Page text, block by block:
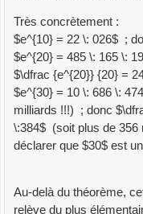
Très concrètement :
$e^{10} = 22 \: 026$ ;
$e^{20} = 485 \: 165 \:
$\dfrac {e^{20}} {20} =
$e^{30} = 10 \: 686 \:
milliards !!!) ; donc
\:384$ (soit plus de 356
déclarer que $30$ est
Au-delà du théorème,
relève du plus